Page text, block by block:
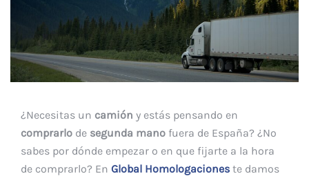
¿Necesitas un camión y estás pensando en
comprarlo de segunda mano fuera de España? ¿No
sabes por dónde empezar o en que fijarte a la hora
de comprarlo? En Global Homologaciones te damos